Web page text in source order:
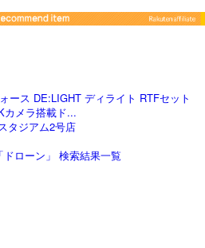
ース DE:LIGHT ディライト RTFセット
カメラ搭載ド...
タジアム2号店
ドローン」 検索結果一覧